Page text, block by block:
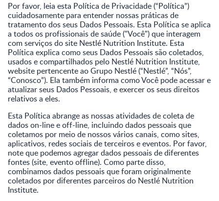
Por favor, leia esta Política de Privacidade (“Política”)
cuidadosamente para entender nossas práticas de
tratamento dos seus Dados Pessoais. Esta Política se aplica
a todos os profissionais de saúde ("Você") que interagem
com serviços do site Nestlé Nutrition Institute. Esta
Política explica como seus Dados Pessoais são coletados,
usados e compartilhados pelo Nestlé Nutrition Institute,
website pertencente ao Grupo Nestlé (“Nestlé”, “Nós”,
“Conosco”). Ela também informa como Você pode acessar e
atualizar seus Dados Pessoais, e exercer os seus direitos
relativos a eles.
Esta Política abrange as nossas atividades de coleta de
dados on-line e off-line, incluindo dados pessoais que
coletamos por meio de nossos vários canais, como sites,
aplicativos, redes sociais de terceiros e eventos. Por favor,
note que podemos agregar dados pessoais de diferentes
fontes (site, evento offline). Como parte disso,
combinamos dados pessoais que foram originalmente
coletados por diferentes parceiros do Nestlé Nutrition
Institute.